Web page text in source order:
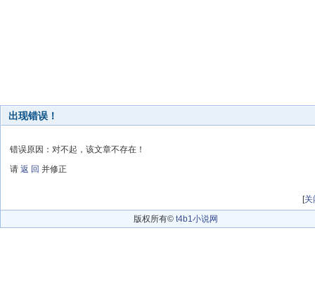
出现错误！
错误原因：对不起，该文章不存在！
请 返 回 并修正
[关
版权所有© t4b1小说网